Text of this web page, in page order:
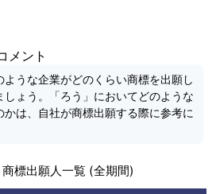
メント
ような企業がどのくらい商標を出願し
ょう。「ろう」においてどのような
は、自社が商標出願する際に参考に
標出願人一覧 (全期間)